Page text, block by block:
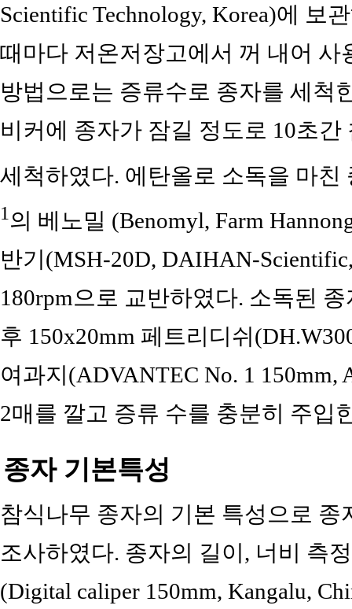
Scientific Technology, Korea)에 보
때마다 저온저장고에서 꺼 내어 사
방법으로는 증류수로 종자를 세척
비커에 종자가 잠길 정도로 10초간
세척하였다. 에탄올로 소독을 마친
1의 베노밀 (Benomyl, Farm
반기(MSH-20D, DAIHAN-
180rpm으로 교반하였다. 소독된
후 150x20mm 페트리디쉬
여과지(ADVANTEC No. 1 150mm,
2매를 깔고 증류 수를 충분히 주입
종자 기본특성
참식나무 종자의 기본 특성으로 종
조사하였다. 종자의 길이, 너비 측
(Digital caliper 150mm, Kangalu,